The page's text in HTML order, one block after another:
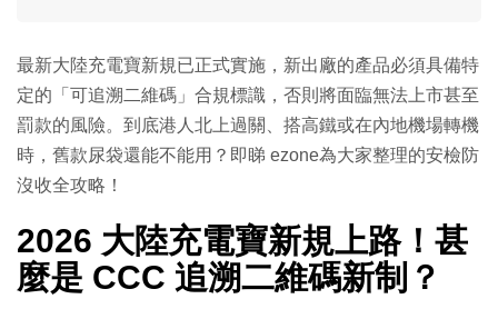
最新大陸充電寶新規已正式實施，新出廠的產品必須具備特
定的「可追溯二維碼」合規標識，否則將面臨無法上市甚至
罰款的風險。到底港人北上過關、搭高鐵或在內地機場轉機
時，舊款尿袋還能不能用？即睇 ezone為大家整理的安檢防
沒收全攻略！
2026 大陸充電寶新規上路！甚
麼是 CCC 追溯二維碼新制？